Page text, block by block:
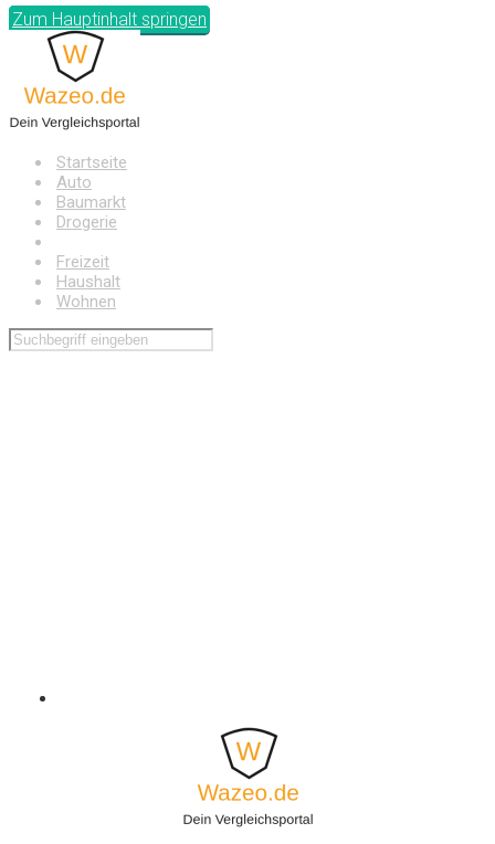
Zum Hauptinhalt springen
Startseite
Auto
Baumarkt
Drogerie
Freizeit
Haushalt
Wohnen